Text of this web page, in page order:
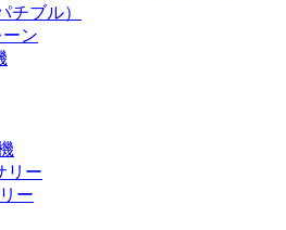
チブル）
ーン
リー
ー